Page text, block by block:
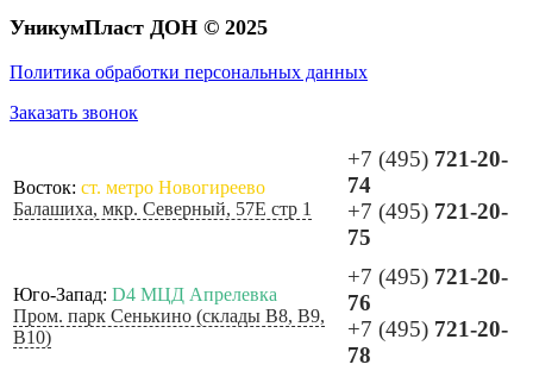
УникумПласт ДОН © 2025
Политика обработки персональных данных
Заказать звонок
Восток: ст. метро Новогиреево
Балашиха, мкр. Северный, 57Е стр 1
+7 (495) 721-20-
74
+7 (495) 721-20-
75
Юго-Запад: D4 МЦД Апрелевка
Пром. парк Сенькино (склады B8, B9,
B10)
+7 (495) 721-20-
76
+7 (495) 721-20-
78